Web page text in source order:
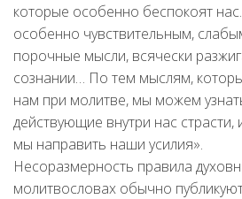
которые особенно беспокоят
особенно чувствительным,
порочные мысли, всячески
сознании… По тем мыслям,
нам при молитве, мы можем
действующие внутри нас
мы направить наши усилия».
Несоразмерность правила
молитвословах обычно